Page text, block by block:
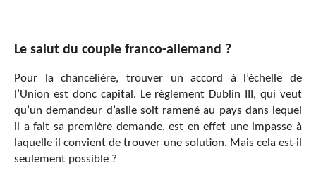
Le salut du couple franco-allemand ?
Pour la chancelière, trouver un accord à l’échelle de
l’Union est donc capital. Le règlement Dublin III, qui veut
qu’un demandeur d’asile soit ramené au pays dans lequel
il a fait sa première demande, est en effet une impasse à
laquelle il convient de trouver une solution. Mais cela est-il
seulement possible ?